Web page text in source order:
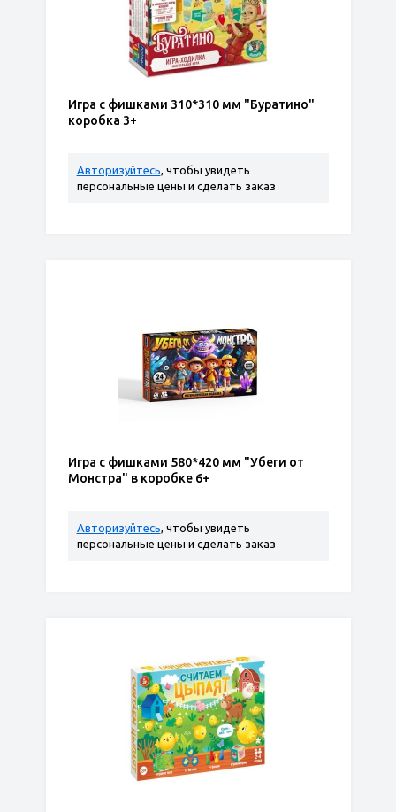
Игра с фишками 310*310 мм "Буратино"
коробка 3+
Авторизуйтесь, чтобы увидеть
персональные цены и сделать заказ
Игра с фишками 580*420 мм "Убеги от
Монстра" в коробке 6+
Авторизуйтесь, чтобы увидеть
персональные цены и сделать заказ